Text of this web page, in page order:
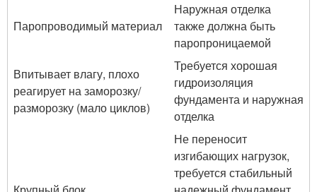
Паропроводимый материал
Наружная отделка
также должна быть
паропроницаемой
Впитывает влагу, плохо
реагирует на заморозку/
разморозку (мало циклов)
Требуется хорошая
гидроизоляция
фундамента и наружная
отделка
Не переносит
изгибающих нагрузок,
требуется стабильный